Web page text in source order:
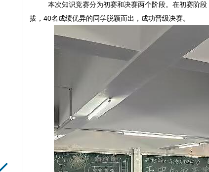
本次知识竞赛分为初赛和决赛两个阶段。在初赛阶段
拔， 40名成绩优异的同学脱颖而出，成功晋级决赛。